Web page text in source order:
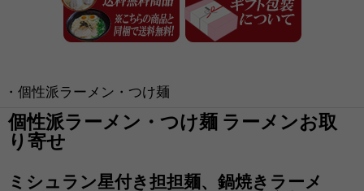
・個性派ラーメン・つけ麺
個性派ラーメン・つけ麺 ラーメンお取
り寄せ
ミシュラン星付き担担麺、鍋焼きラーメ